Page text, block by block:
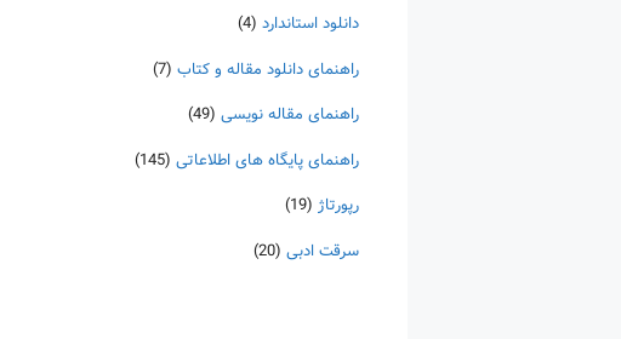
دانلود استاندارد (4)
راهنمای دانلود مقاله و کتاب (7)
راهنمای مقاله نویسی (49)
راهنمای پایگاه های اطلاعاتی (145)
رپورتاژ (19)
سرقت ادبی (20)